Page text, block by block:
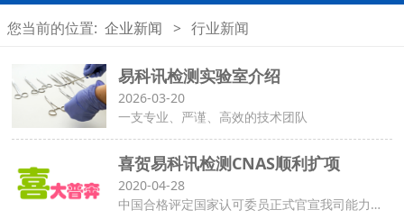
您当前的位置: 企业新闻 > 行业新闻
易科讯检测实验室介绍
2026-03-20
一支专业、严谨、高效的技术团队
喜贺易科讯检测CNAS顺利扩项
2020-04-28
中国合格评定国家认可委员正式官宣我司能力扩项